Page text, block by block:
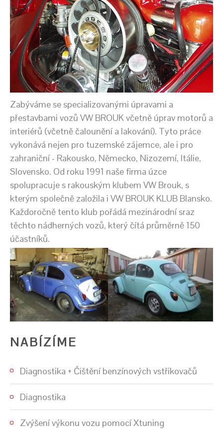
Zabýváme se specializovanými úpravami a
přestavbami vozů VW BROUK včetně úprav motorů a
interiérů (včetně čalounění a lakování). Tyto práce
vykonává nejen pro tuzemské zájemce, ale i pro
zahraniční - Rakousko, Německo, Nizozemí, Itálie,
Slovensko. Od roku 1991 naše firma úzce
spolupracuje s rakouským klubem VW Brouk, s
kterým společně založila i VW BROUK KLUB Blansko.
Každoročně tento klub pořádá mezinárodní sraz
těchto nádherných vozů, který čítá průměrně 150
účastníků.
NABÍZÍME
Diagnostika + Čištění benzínových vstřikovačů
Diagnostika
Zvýšení výkonu vozu pomocí Xtuning